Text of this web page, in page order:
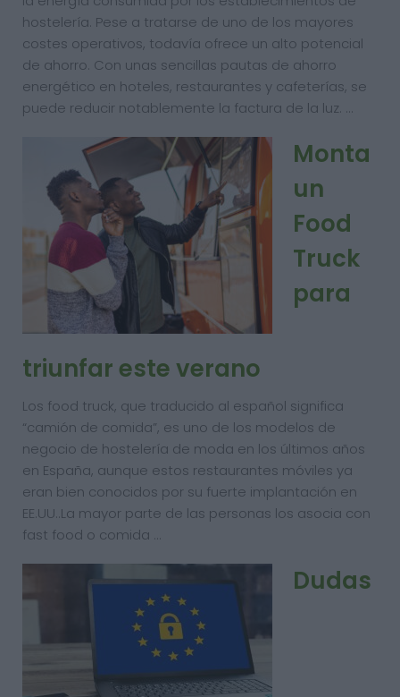
hostelería. Pese a tratarse de uno de los mayores
costes operativos, todavía ofrece un alto potencial
de ahorro. Con unas sencillas pautas de ahorro
energético en hoteles, restaurantes y cafeterías, se
puede reducir notablemente la factura de la luz. …
Monta
un
Food
Truck
para
triunfar este verano
Los food truck, que traducido al español significa
“camión de comida”, es uno de los modelos de
negocio de hostelería de moda en los últimos años
en España, aunque estos restaurantes móviles ya
eran bien conocidos por su fuerte implantación en
EE.UU..La mayor parte de las personas los asocia con
fast food o comida …
Dudas